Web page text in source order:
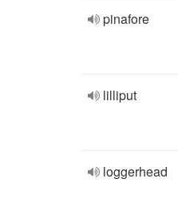
pinafore
lilliput
loggerhead